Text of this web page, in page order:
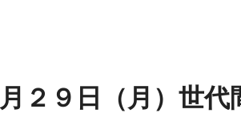
月２９日（月）世